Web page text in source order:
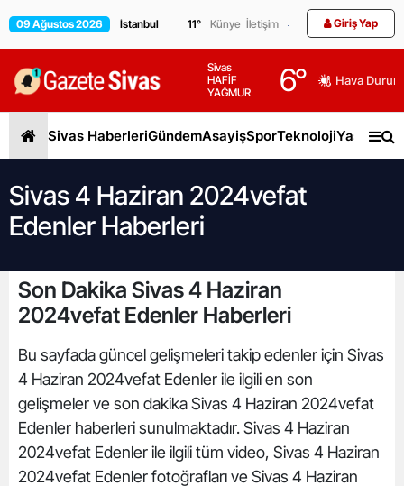
09 Ağustos 2026 11° Künye İletişim Giriş Yap
Sivas
HAFİF
YAĞMUR
6° Hava
Sivas HaberleriGündemAsayişSporTeknolojiYaşam
Sivas 4 Haziran 2024vefat
Edenler Haberleri
Son Dakika Sivas 4 Haziran
2024vefat Edenler Haberleri
Bu sayfada güncel gelişmeleri takip edenler için Sivas
4 Haziran 2024vefat Edenler ile ilgili en son
gelişmeler ve son dakika Sivas 4 Haziran 2024vefat
Edenler haberleri sunulmaktadır. Sivas 4 Haziran
2024vefat Edenler ile ilgili tüm video, Sivas 4 Haziran
2024vefat Edenler fotoğrafları ve Sivas 4 Haziran